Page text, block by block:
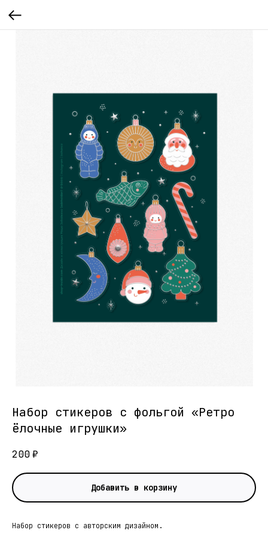
Набор стикеров с фольгой «Ретро
ёлочные игрушки»
200₽
Добавить в корзину
Набор стикеров с авторским дизайном.